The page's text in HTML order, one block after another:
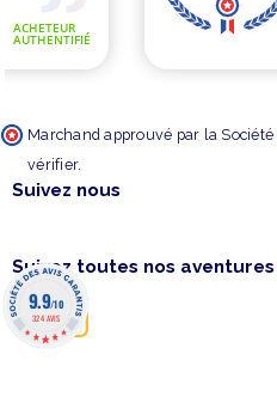
Marchand approuvé par la Société
vérifier.
Suivez nous
Suivez toutes nos aventures
9.9/10
324 AVIS